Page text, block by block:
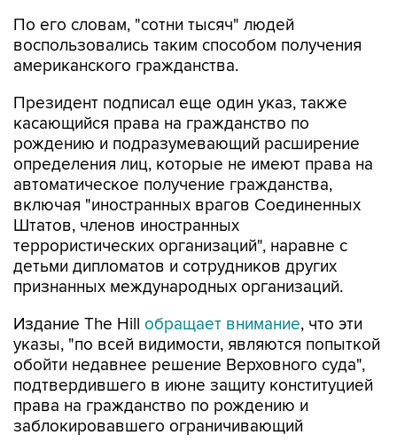
По его словам, "сотни тысяч" людей
воспользовались таким способом получения
американского гражданства.
Президент подписал еще один указ, также
касающийся права на гражданство по
рождению и подразумевающий расширение
определения лиц, которые не имеют права на
автоматическое получение гражданства,
включая "иностранных врагов Соединенных
Штатов, членов иностранных
террористических организаций", наравне с
детьми дипломатов и сотрудников других
признанных международных организаций.
Издание The Hill обращает внимание, что эти
указы, "по всей видимости, являются попыткой
обойти недавнее решение Верховного суда",
подтвердившего в июне защиту конституцией
права на гражданство по рождению и
заблокировавшего ограничивающий